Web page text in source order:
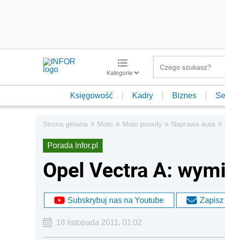
Kategorie
Księgowość Kadry Biznes
Strona główna » Moto » Moto porady » Naprawa auta »
Porada Infor.pl
Opel Vectra A:
Subskrybuj nas na Youtube Zapisz
18 listopada 2011, 01:02